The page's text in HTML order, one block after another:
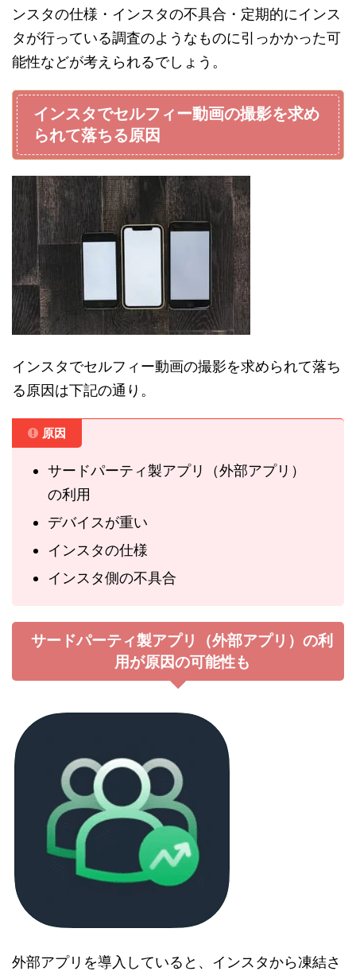
ンスタの仕様・インスタの不具合・定期的にインス
タが行っている調査のようなものに引っかかった可
能性などが考えられるでしょう。
インスタでセルフィー動画の撮影を求め
られて落ちる原因
インスタでセルフィー動画の撮影を求められて落ち
る原因は下記の通り。
原因
サードパーティ製アプリ（外部アプリ）
の利用
デバイスが重い
インスタの仕様
インスタ側の不具合
サードパーティ製アプリ（外部アプリ）の利
用が原因の可能性も
外部アプリを導入していると、インスタから凍結さ